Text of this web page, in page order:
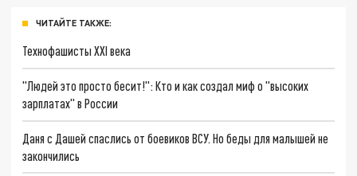
ЧИТАЙТЕ ТАКЖЕ:
Технофашисты XXI века
"Людей это просто бесит!": Кто и как создал миф о "высоких
зарплатах" в России
Даня с Дашей спаслись от боевиков ВСУ. Но беды для малышей не
закончились